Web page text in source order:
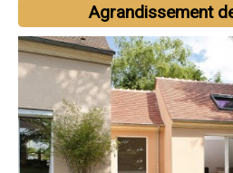
Agrandissement